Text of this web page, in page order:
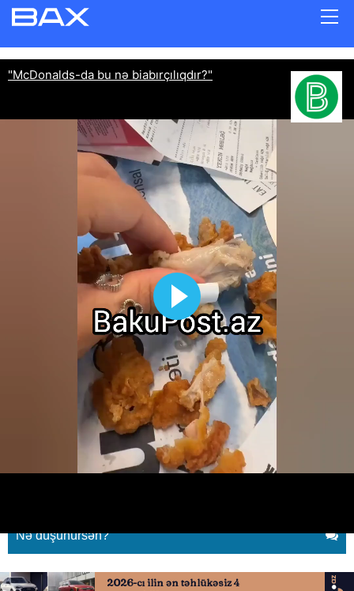
"McDonald's-da bu nə
biabırçılıqdır?"
Nə düşünürsən?